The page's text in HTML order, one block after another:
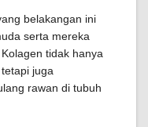
belakangan ini
serta mereka
tidak hanya
juga
rawan di tubuh